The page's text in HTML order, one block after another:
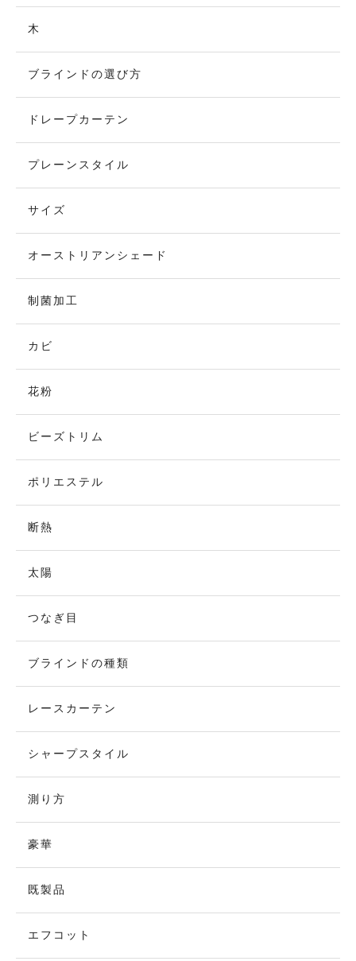
木
ブラインドの選び方
ドレープカーテン
プレーンスタイル
サイズ
オーストリアンシェード
制菌加工
カビ
花粉
ビーズトリム
ポリエステル
断熱
太陽
つなぎ目
ブラインドの種類
レースカーテン
シャープスタイル
測り方
豪華
既製品
エフコット